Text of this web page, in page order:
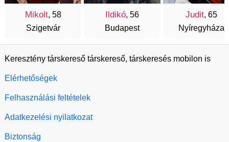
Mikolt, 58
Szigetvár
Ildikó, 56
Budapest
Judit, 65
Nyíregyháza
Keresztény társkereső társkereső, társkeresés mobilon is
Elérhetőségek
Felhasználási feltételek
Adatkezelési nyilatkozat
Biztonság